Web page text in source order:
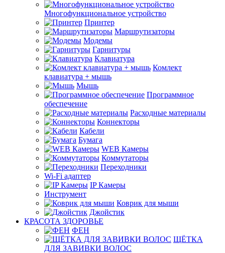
Многофункциональное устройство
Принтер
Маршрутизаторы
Модемы
Гарнитуры
Клавиатура
Комлект
клавиатура + мышь
Мышь
Программное
обеспечение
Расходные материалы
Коннекторы
Кабели
Бумага
WEB Камеры
Коммутаторы
Переходники
Wi-Fi адаптер
IP Камеры
Инструмент
Коврик для мыши
Джойстик
КРАСОТА ЗДОРОВЬЕ
ФЕН
ЩЁТКА
ДЛЯ ЗАВИВКИ ВОЛОС